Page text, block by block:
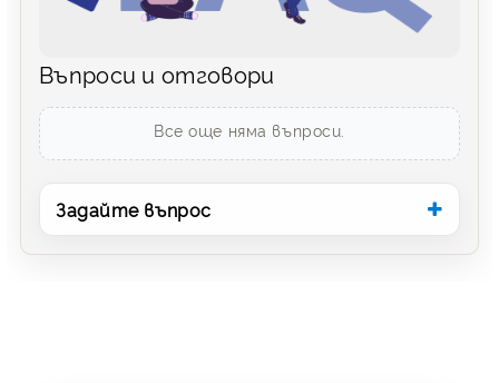
Въпроси и отговори
Все още няма въпроси.
Задайте въпрос